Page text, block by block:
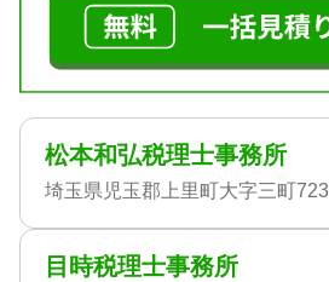
松本和弘税理士事務所
埼玉県児玉郡上里町大字三町723
目時税理士事務所